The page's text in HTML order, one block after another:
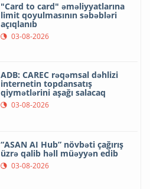
"Card to card" əməliyyatlarına
limit qoyulmasının səbəbləri
açıqlanıb
03-08-2026
ADB: CAREC rəqəmsal dəhlizi
internetin topdansatış
qiymətlərini aşağı salacaq
03-08-2026
“ASAN AI Hub” növbəti çağırış
üzrə qalib həll müəyyən edib
03-08-2026